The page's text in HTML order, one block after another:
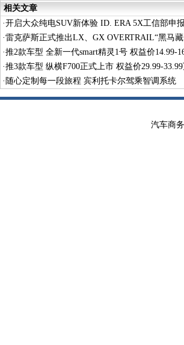
相关文章
·开启大众纯电SUV新体验 ID. ERA 5X工信部申
·雷克萨斯正式推出LX、GX OVERTRAIL“黑马
型
·推2款车型 全新一代smart精灵1号 权益价14.99-
·推3款车型 纵横F700正式上市 权益价29.99-
· 随心定制每一段旅程 宾利托卡尔驾乘智调系统
汽车商